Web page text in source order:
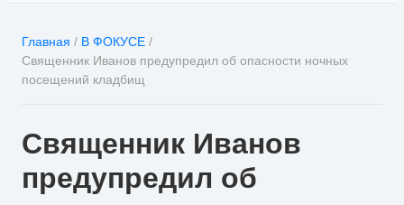
Главная / В ФОКУСЕ /
Священник Иванов предупредил об опасности ночных
посещений кладбищ
Священник Иванов
предупредил об